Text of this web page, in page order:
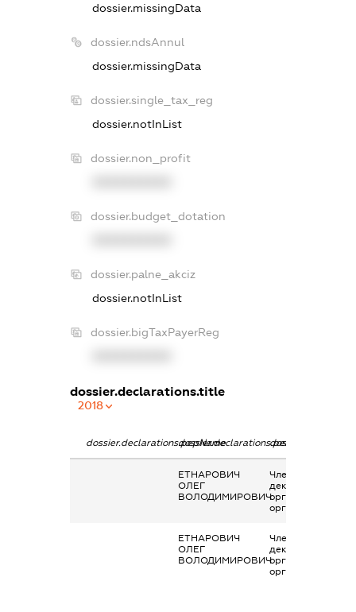
dossier.missingData
dossier.ndsAnnul
dossier.missingData
dossier.single_tax_reg
dossier.notInList
dossier.non_profit
dossier.budget_dotation
dossier.palne_akciz
dossier.notInList
dossier.bigTaxPayerReg
dossier.declarations.title
2018
dossier.declarations.pepNamedossier.declarations.personName
ЕТНАРОВИЧ
ОЛЕГ
ВОЛОДИМИРОВИЧ
Членство суб’єкта
декларування в
організаціях та їх
органах
ЕТНАРОВИЧ
ОЛЕГ
ВОЛОДИМИРОВИЧ
Членство суб’єкта
декларування в
організаціях та їх
органах